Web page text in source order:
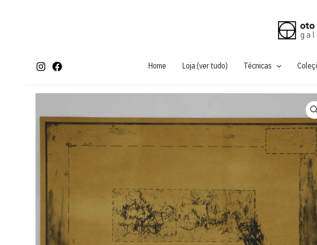
Home Loja (ver tudo) Técnicas